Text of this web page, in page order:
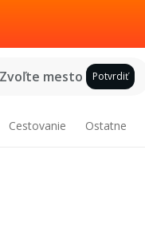
Zvoľte mesto Potvrdiť
Cestovanie Ostatne